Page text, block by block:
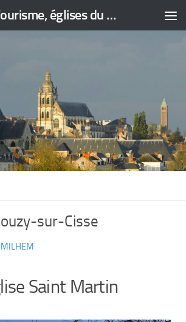
Pastorale du Tourisme, églises du Loir-et-Cher
sur-Cisse
MILHEM
Saint Martin